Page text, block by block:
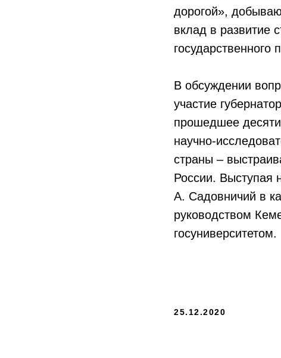
дорогой»,
вклад в развитие
государственного
В обсуждении
участие
прошедшее
научно-
страны –
России. Выступая
А. Садовничий в
руководством
госуниверситетом.
25.12.2020